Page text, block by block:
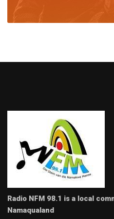
Radio NFM 98.1 is a local
Namaqualand